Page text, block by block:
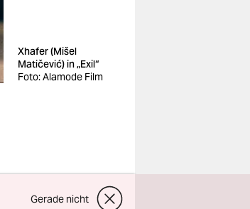
Xhafer (Mišel
Matičević) in „Exil“
Foto: Alamode Film
Gerade nicht